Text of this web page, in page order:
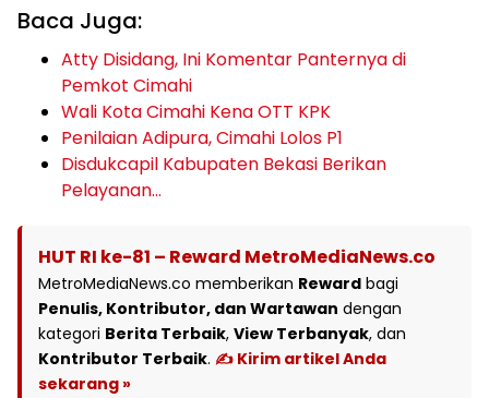
Baca Juga:
Atty Disidang, Ini Komentar Panternya di
Pemkot Cimahi
Wali Kota Cimahi Kena OTT KPK
Penilaian Adipura, Cimahi Lolos P1
Disdukcapil Kabupaten Bekasi Berikan
Pelayanan…
HUT RI ke-81 – Reward MetroMediaNews.co
MetroMediaNews.co memberikan Reward bagi
Penulis, Kontributor, dan Wartawan dengan
kategori Berita Terbaik, View Terbanyak, dan
Kontributor Terbaik. ✍️ Kirim artikel Anda
sekarang »